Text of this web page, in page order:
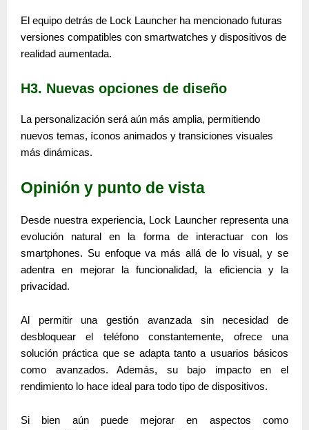
El equipo detrás de Lock Launcher ha mencionado futuras
versiones compatibles con smartwatches y dispositivos de
realidad aumentada.
H3. Nuevas opciones de diseño
La personalización será aún más amplia, permitiendo
nuevos temas, íconos animados y transiciones visuales
más dinámicas.
Opinión y punto de vista
Desde nuestra experiencia, Lock Launcher representa una
evolución natural en la forma de interactuar con los
smartphones. Su enfoque va más allá de lo visual, y se
adentra en mejorar la funcionalidad, la eficiencia y la
privacidad.
Al permitir una gestión avanzada sin necesidad de
desbloquear el teléfono constantemente, ofrece una
solución práctica que se adapta tanto a usuarios básicos
como avanzados. Además, su bajo impacto en el
rendimiento lo hace ideal para todo tipo de dispositivos.
Si bien aún puede mejorar en aspectos como